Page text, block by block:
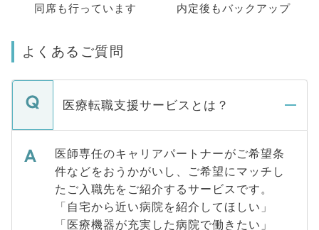
同席も行っています
内定後もバックアップ
よくあるご質問
医療転職支援サービスとは？
医師専任のキャリアパートナーがご希望条
件などをおうかがいし、ご希望にマッチし
たご入職先をご紹介するサービスです。
「自宅から近い病院を紹介してほしい」
「医療機器が充実した病院で働きたい」